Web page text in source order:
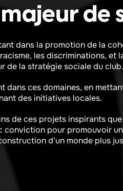
de
dans la promotion de la
les discriminations, et
de la stratégie sociale du club.
dans ces domaines, en
des initiatives locales.
de ces projets inspirants
conviction pour promouvoir
d’un monde plus